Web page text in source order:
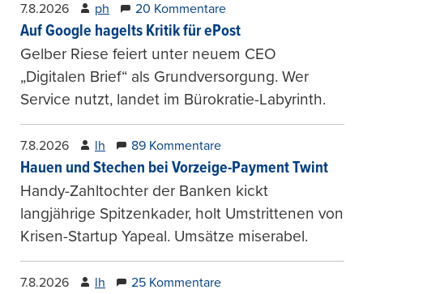
7.8.2026 ph 20 Kommentare
Auf Google hagelts Kritik für ePost
Gelber Riese feiert unter neuem CEO
„Digitalen Brief“ als Grundversorgung. Wer
Service nutzt, landet im Bürokratie-Labyrinth.
7.8.2026 lh 89 Kommentare
Hauen und Stechen bei Vorzeige-Payment Twint
Handy-Zahltochter der Banken kickt
langjährige Spitzenkader, holt Umstrittenen von
Krisen-Startup Yapeal. Umsätze miserabel.
7.8.2026 lh 25 Kommentare